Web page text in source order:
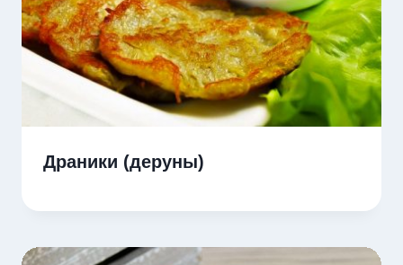
Драники (деруны)